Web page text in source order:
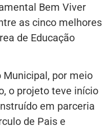
Bem Viver
as cinco melhores
de Educação
Municipal, por meio
o projeto teve início
em parceria
de Pais e